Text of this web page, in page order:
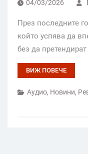
04/03/2026
През последните
който успява да
без да
ВИЖ ПОВЕЧЕ
Аудио, Новини,